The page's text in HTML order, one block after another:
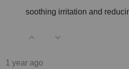
soothing irritation and
1 year ago